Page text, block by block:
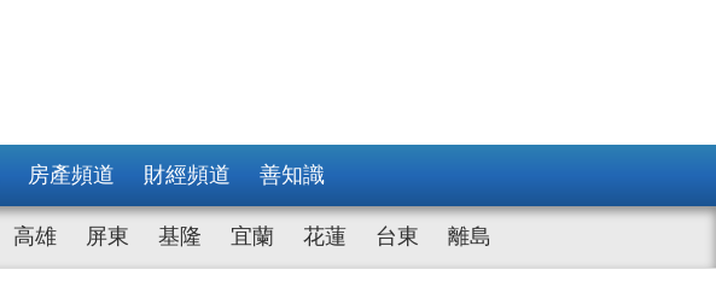
房產頻道 財經頻道 善知識
高雄 屏東 基隆 宜蘭 花蓮 台東 離島